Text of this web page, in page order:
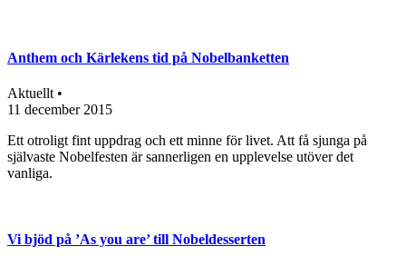
Anthem och Kärlekens tid på Nobelbanketten
Aktuellt •
11 december 2015
Ett otroligt fint uppdrag och ett minne för livet. Att få sjunga på
självaste Nobelfesten är sannerligen en upplevelse utöver det
vanliga.
Vi bjöd på ’As you are’ till Nobeldesserten